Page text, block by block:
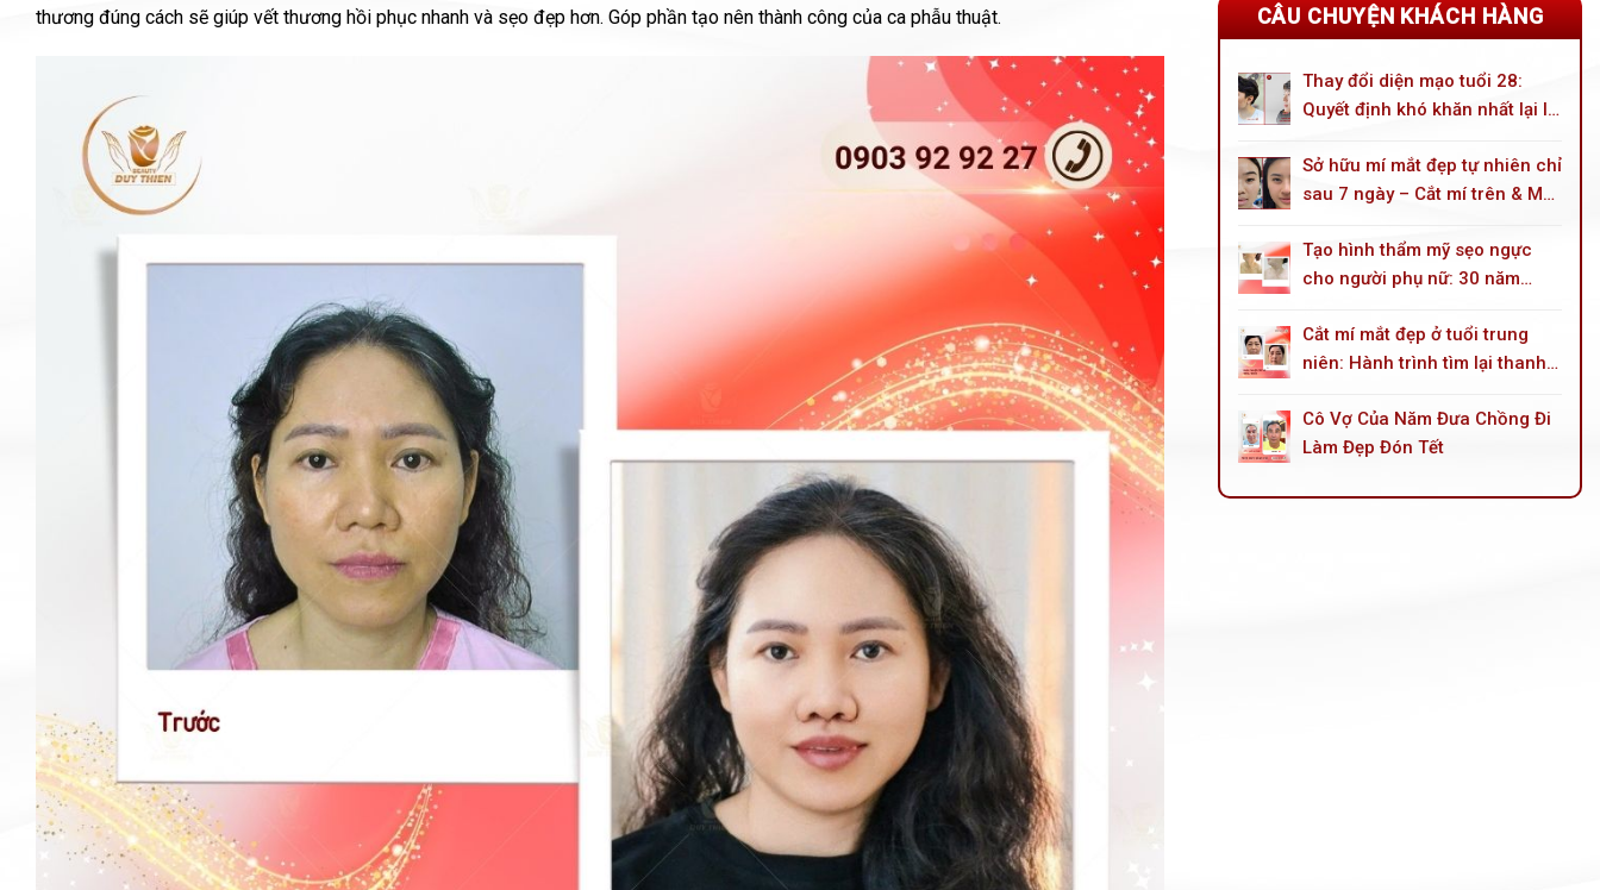
thương đúng cách sẽ giúp vết thương hồi phục nhanh và sẹo đẹp hơn. Góp phần tạo nên thành công của ca phẫu thuật.
CÂU CHUYỆN KHÁCH HÀNG
Thay đổi diện mạo tuổi 28:
Quyết định khó khăn nhất lại là
Sở hữu mí mắt đẹp tự nhiên chỉ
sau 7 ngày – Cắt mí trên & Mở
Tạo hình thẩm mỹ sẹo ngực
cho người phụ nữ: 30 năm
nạn bỏng dầu hoả
Cắt mí mắt đẹp ở tuổi trung
niên: Hành trình tìm lại thanh
Cô Vợ Của Năm Đưa Chồng Đi
Làm Đẹp Đón Tết